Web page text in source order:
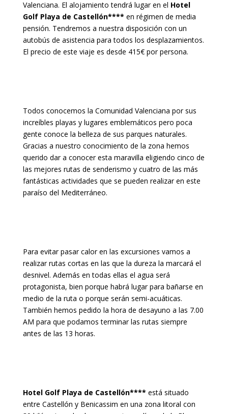
Valenciana. El alojamiento tendrá lugar en el Hotel
Golf Playa de Castellón**** en régimen de media
pensión. Tendremos a nuestra disposición con un
autobús de asistencia para todos los desplazamientos.
El precio de este viaje es desde 415€ por persona.
Todos conocemos la Comunidad Valenciana por sus
increíbles playas y lugares emblemáticos pero poca
gente conoce la belleza de sus parques naturales.
Gracias a nuestro conocimiento de la zona hemos
querido dar a conocer esta maravilla eligiendo cinco de
las mejores rutas de senderismo y cuatro de las más
fantásticas actividades que se pueden realizar en este
paraíso del Mediterráneo.
Para evitar pasar calor en las excursiones vamos a
realizar rutas cortas en las que la dureza la marcará el
desnivel. Además en todas ellas el agua será
protagonista, bien porque habrá lugar para bañarse en
medio de la ruta o porque serán semi-acuáticas.
También hemos pedido la hora de desayuno a las 7.00
AM para que podamos terminar las rutas siempre
antes de las 13 horas.
Hotel Golf Playa de Castellón**** está situado
entre Castellón y Benicassim en una zona litoral con